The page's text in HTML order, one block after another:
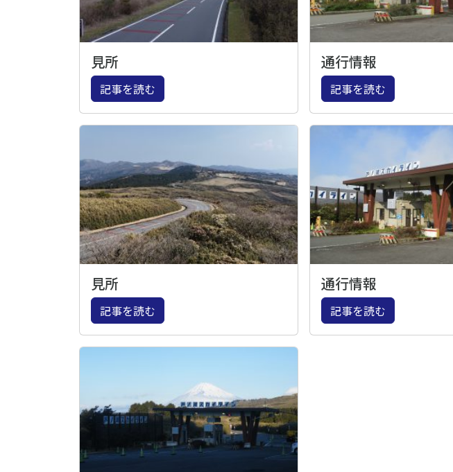
見所
記事を読む
通行情報
記事を読む
見所
記事を読む
通行情報
記事を読む